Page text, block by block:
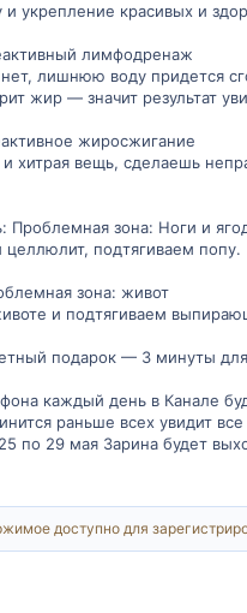
и укрепление красивых и
лимфодренаж
лишнюю воду придется
жир — значит результат
жиросжигание
хитрая вещь, сделаешь
Проблемная зона: Ноги и
подтягиваем попу.
зона: живот
и подтягиваем
подарок — 3 минуты для
каждый день в Канале
раньше всех увидит
по 29 мая Зарина будет
доступно для